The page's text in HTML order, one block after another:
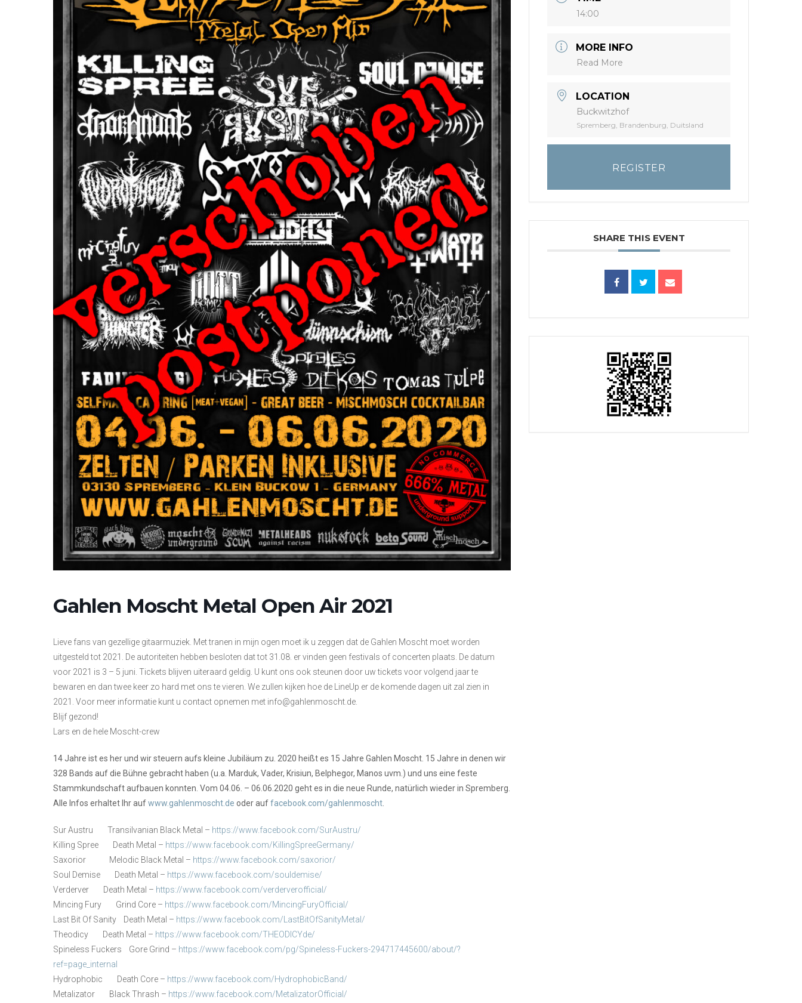
Gahlen Moscht Metal Open Air 2021
Lieve fans van gezellige gitaarmuziek. Met tranen in mijn ogen moet ik u zeggen dat de Gahlen Moscht moet worden
uitgesteld tot 2021. De autoriteiten hebben besloten dat tot 31.08. er vinden geen festivals of concerten plaats. De datum
voor 2021 is 3 – 5 juni. Tickets blijven uiteraard geldig. U kunt ons ook steunen door uw tickets voor volgend jaar te
bewaren en dan twee keer zo hard met ons te vieren. We zullen kijken hoe de LineUp er de komende dagen uit zal zien in
2021. Voor meer informatie kunt u contact opnemen met info@gahlenmoscht.de.
Blijf gezond!
Lars en de hele Moscht-crew
14 Jahre ist es her und wir steuern aufs kleine Jubiläum zu. 2020 heißt es 15 Jahre Gahlen Moscht. 15 Jahre in denen wir
328 Bands auf die Bühne gebracht haben (u.a. Marduk, Vader, Krisiun, Belphegor, Manos uvm.) und uns eine feste
Stammkundschaft aufbauen konnten. Vom 04.06. – 06.06.2020 geht es in die neue Runde, natürlich wieder in Spremberg.
Alle Infos erhaltet Ihr aufwww.gahlenmoscht.de oder auffacebook.com/gahlenmoscht
Sur Austru Transilvanian Black Metal – https://www.facebook.com/SurAustru/
Killing Spree Death Metal – https://www.facebook.com/KillingSpreeGermany/
Saxorior Melodic Black Metal – https://www.facebook.com/saxorior/
Soul Demise Death Metal – https://www.facebook.com/souldemise/
Verderver Death Metal – https://www.facebook.com/verderverofficial/
Mincing Fury Grind Core – https://www.facebook.com/MincingFuryOfficial/
Last Bit Of Sanity Death Metal – https://www.facebook.com/LastBitOfSanityMetal/
Theodicy Death Metal – https://www.facebook.com/THEODICYde/
Spineless Fuckers Gore Grind – https://www.facebook.com/pg/Spineless-Fuckers-294717445600/about/?
ref=page_internal
Hydrophobic Death Core – https://www.facebook.com/HydrophobicBand/
Metalizator Black Thrash – https://www.facebook.com/MetalizatorOfficial/
14:00
MORE INFO
Read More
LOCATION
Buckwitzhof
Spremberg, Brandenburg, Duitsland
REGISTER
SHARE THIS EVENT